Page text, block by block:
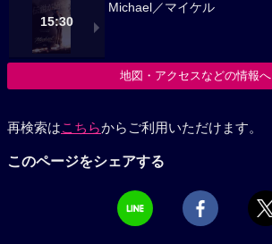
15:30
Michael／マイケル
地図・アクセスなどの情報へ
再検索はこちらからご利用いただけます。
このページをシェアする